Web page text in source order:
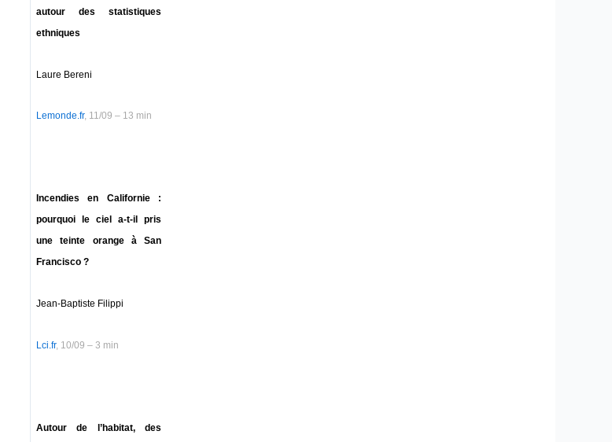
autour des statistiques
ethniques
Laure Bereni
Lemonde.fr, 11/09 – 13 min
Incendies en Californie :
pourquoi le ciel a-t-il pris
une teinte orange à San
Francisco ?
Jean-Baptiste Filippi
Lci.fr, 10/09 – 3 min
Autour de l’habitat, des